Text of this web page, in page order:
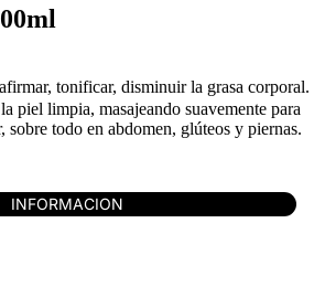
tonificar, disminuir la grasa corporal.
piel limpia, masajeando suavemente para
sobre todo en abdomen, glúteos y piernas.
INFORMACION